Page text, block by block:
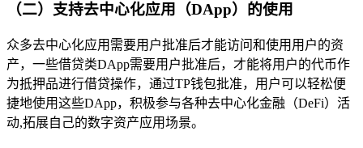
（二）支持去中心化应用（DApp）的使用
众多去中心化应用需要用户批准后才能访问和使用用户的资
产，一些借贷类DApp需要用户批准后，才能将用户的代币作
为抵押品进行借贷操作，通过TP钱包批准，用户可以轻松便
捷地使用这些DApp，积极参与各种去中心化金融（DeFi）活
动,拓展自己的数字资产应用场景。